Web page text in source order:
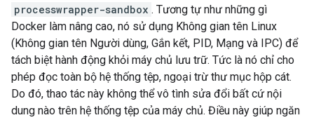
processwrapper-sandbox . Tương tự như những gì
Docker làm nâng cao, nó sử dụng Không gian tên Linux
(Không gian tên Người dùng, Gắn kết, PID, Mạng và IPC) để
tách biệt hành động khỏi máy chủ lưu trữ. Tức là nó chỉ cho
phép đọc toàn bộ hệ thống tệp, ngoại trừ thư mục hộp cát.
Do đó, thao tác này không thể vô tình sửa đổi bất cứ nội
dung nào trên hệ thống tệp của máy chủ. Điều này giúp ngăn